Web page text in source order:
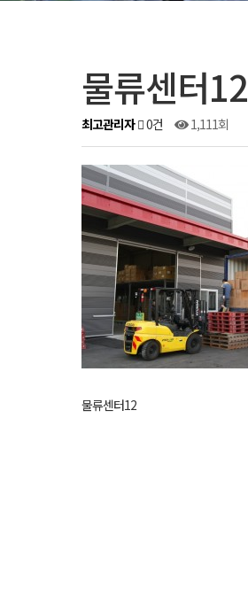
물류센터12
최고관리자 0건 1,111회
물류센터12